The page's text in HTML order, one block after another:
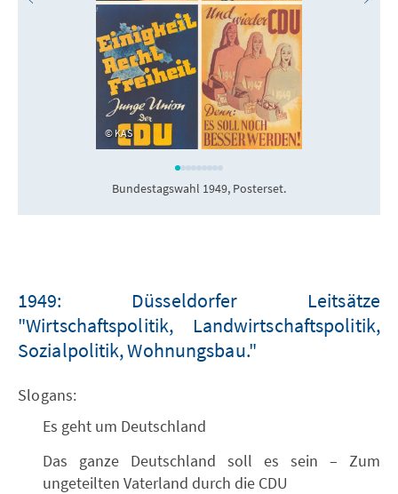
KAS
Bundestagswahl 1949, Posterset.
1949: Düsseldorfer Leitsätze
"Wirtschaftspolitik, Landwirtschaftspolitik,
Sozialpolitik, Wohnungsbau."
Slogans:
Es geht um Deutschland
Das ganze Deutschland soll es sein – Zum
ungeteilten Vaterland durch die CDU